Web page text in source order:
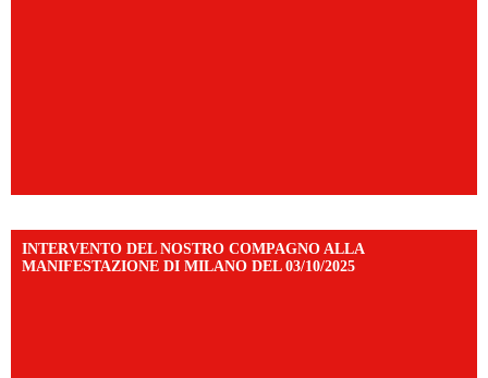
INTERVENTO DEL NOSTRO COMPAGNO ALLA
MANIFESTAZIONE DI MILANO DEL 03/10/2025